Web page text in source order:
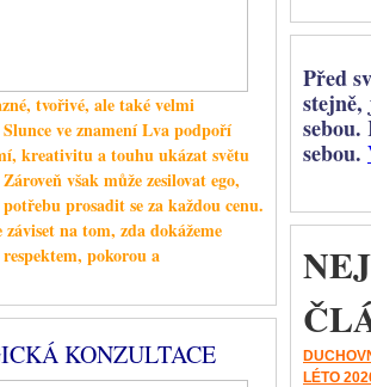
kde jsme
Saturn
disciplínu a
iniciativy,
vlastní vůli.
touhou jednat okamžitě a nutností postupovat
přimět položit si nepříjemné, ale důležité otázky:
tvořivé, ale také velmi
ve znamení Lva podpoří
kreativitu a touhu ukázat světu
však může zesilovat ego,
prosadit se za každou cenu.
na tom, zda dokážeme
pokorou a
KONZULTACE
Před
stejně,
sebou.
sebou.
LÉTO